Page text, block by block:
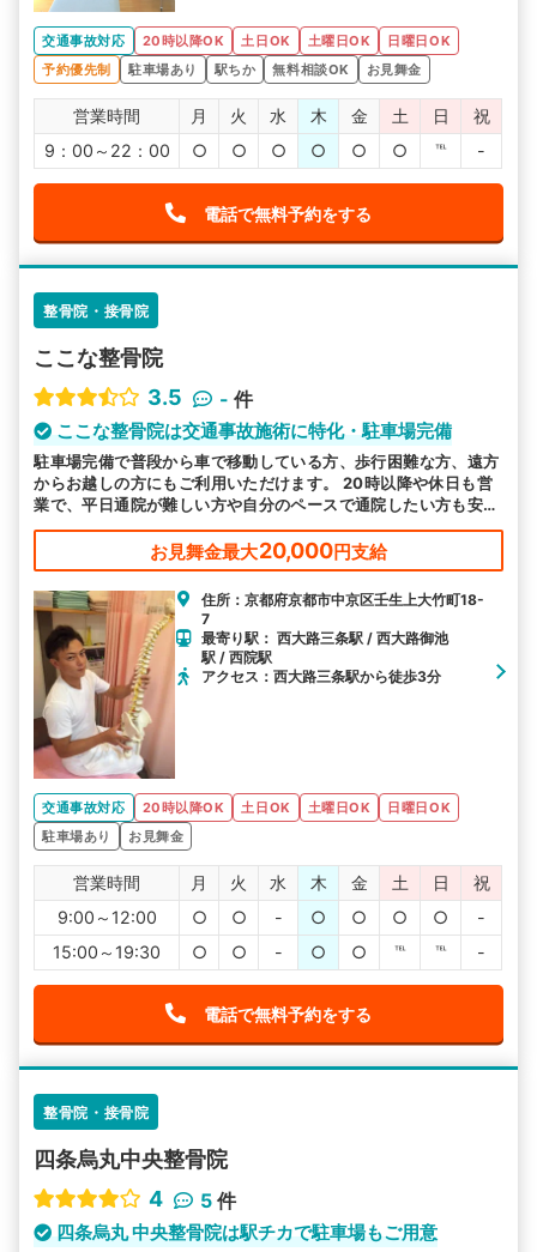
交通事故対応 20時以降OK 土日OK 土曜日OK
日曜日OK
予約優先制
駐車場あり 駅ちか 無料相談OK お見舞金
営業時間 月 火 水 木 金 土 日
祝
9：00～22：00
○ ○ ○ ○ ○ ○ ℡ -
電話で無料予約をする
整骨院・接骨院
ここな整骨院
3.5
- 件
ここな整骨院は交通事故施術に特化・駐車場完備
駐車場完備で普段から車で移動している方、歩行困難な方、遠方
からお越しの方にもご利用いただけます。 20時以降や休日も営
業で、平日通院が難しい方や自分のペースで通院したい方も安心
です。 むち打ち等、交通事故後の各症状に対応しております。
お見舞金最大20,000円支給
住所：京都府京都市中京区壬生上大竹町18-
7
最寄り駅： 西大路三条駅 / 西大路御池
駅 / 西院駅
アクセス：西大路三条駅から徒歩3分
交通事故対応 20時以降OK 土日OK 土曜日OK
日曜日OK
駐車場あり
お見舞金
営業時間 月 火 水 木 金 土 日
祝
9:00～12:00
○ ○ - ○ ○ ○ ○
-
15:00～19:30
○ ○ - ○ ○ ℡ ℡ -
電話で無料予約をする
整骨院・接骨院
四条烏丸中央整骨院
4
5 件
四条烏丸 中央整骨院は駅チカで駐車場もご用意